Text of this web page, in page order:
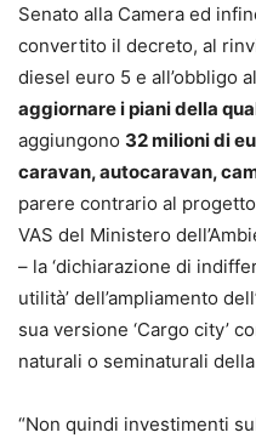
Senato alla Camera ed
convertito il decreto, al
diesel euro 5 e all’obbligo
aggiornare i piani della
aggiungono 32 milioni di
caravan, autocaravan,
parere contrario al
VAS del Ministero
– la ‘dichiarazione di
utilità’ dell’ampliamento
sua versione ‘Cargo city’
naturali o seminaturali
“Non quindi investimenti